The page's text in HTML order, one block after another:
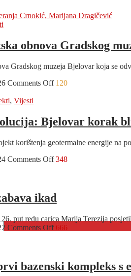
obnova Gradskog
Gradskog muzeja Bjelovar koja se
Comments Offon
Gradskog
muzeja
vrijedna
od
120
, Vijesti
Bjelovar korak
korištenja geotermalne energije na
Comments Offon
korak
bliže
neovisnosti
348
ikad
put redu carica Marija Terezija
Comments Offon
ikad
666
bazenski kompleks